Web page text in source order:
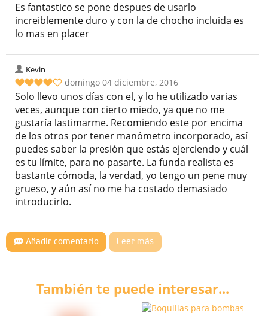
Es fantastico se pone despues de usarlo
increiblemente duro y con la de chocho incluida es
lo mas en placer
Kevin
domingo 04 diciembre, 2016
Solo llevo unos días con el, y lo he utilizado varias
veces, aunque con cierto miedo, ya que no me
gustaría lastimarme. Recomiendo este por encima
de los otros por tener manómetro incorporado, así
puedes saber la presión que estás ejerciendo y cuál
es tu límite, para no pasarte. La funda realista es
bastante cómoda, la verdad, yo tengo un pene muy
grueso, y aún así no me ha costado demasiado
introducirlo.
Añadir comentario Leer más
También te puede interesar...